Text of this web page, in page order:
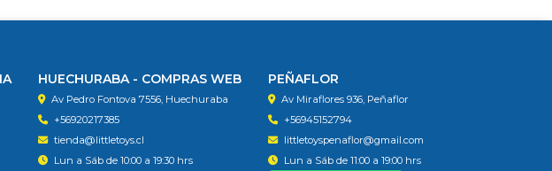
HUECHURABA - COMPRAS WEB
Av Pedro Fontova 7556, Huechuraba
+56920217385
tienda@littletoys.cl
Lun a Sáb de 10:00 a 19:30 hrs
PEÑAFLOR
Av Miraflores 936, Peñaflor
+56945152794
littletoyspenaflor@gmail.com
Lun a Sáb de 11:00 a 19:00 hrs